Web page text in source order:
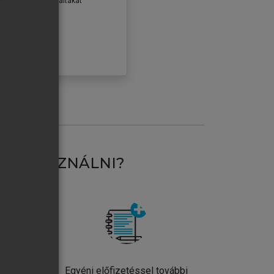
HASZNÁLNI?
Egyéni előfizetéssel további